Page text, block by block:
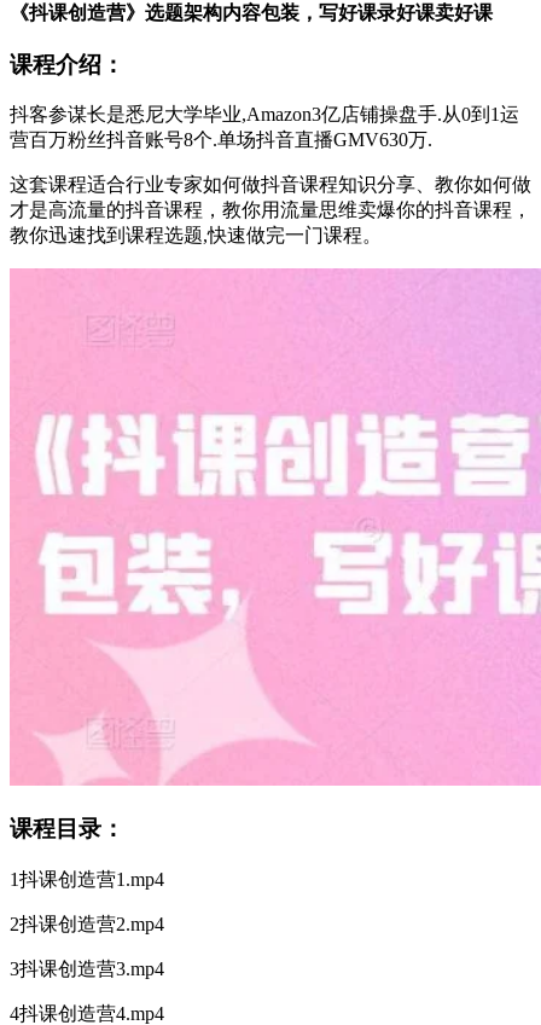
《抖课创造营》选题架构内容包装，写好课录好课卖好课
课程介绍：
抖客参谋长是悉尼大学毕业,Amazon3亿店铺操盘手.从0到1运
营百万粉丝抖音账号8个.单场抖音直播GMV630万.
这套课程适合行业专家如何做抖音课程知识分享、教你如何做
才是高流量的抖音课程，教你用流量思维卖爆你的抖音课程，
教你迅速找到课程选题,快速做完一门课程。
课程目录：
1抖课创造营1.mp4
2抖课创造营2.mp4
3抖课创造营3.mp4
4抖课创造营4.mp4